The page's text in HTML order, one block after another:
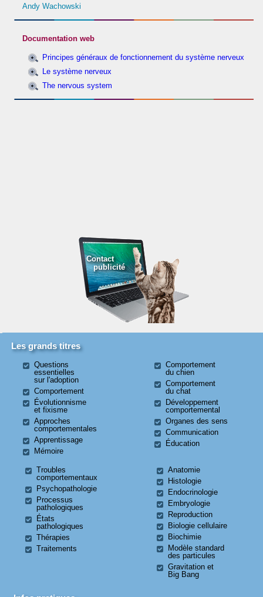
Andy Wachowski
Documentation web
Principes généraux de fonctionnement du système nerveux
Le système nerveux
The nervous system
Contact
publicité
Les grands titres
Questions
essentielles
sur l'adoption
Comportement
Évolutionnisme
et fixisme
Approches
comportementales
Apprentissage
Mémoire
Comportement
du chien
Comportement
du chat
Développement
comportemental
Organes des sens
Communication
Éducation
Troubles
comportementaux
Psychopathologie
Processus
pathologiques
États
pathologiques
Thérapies
Traitements
Anatomie
Histologie
Endocrinologie
Embryologie
Reproduction
Biologie cellulaire
Biochimie
Modèle standard
des particules
Gravitation et
Big Bang